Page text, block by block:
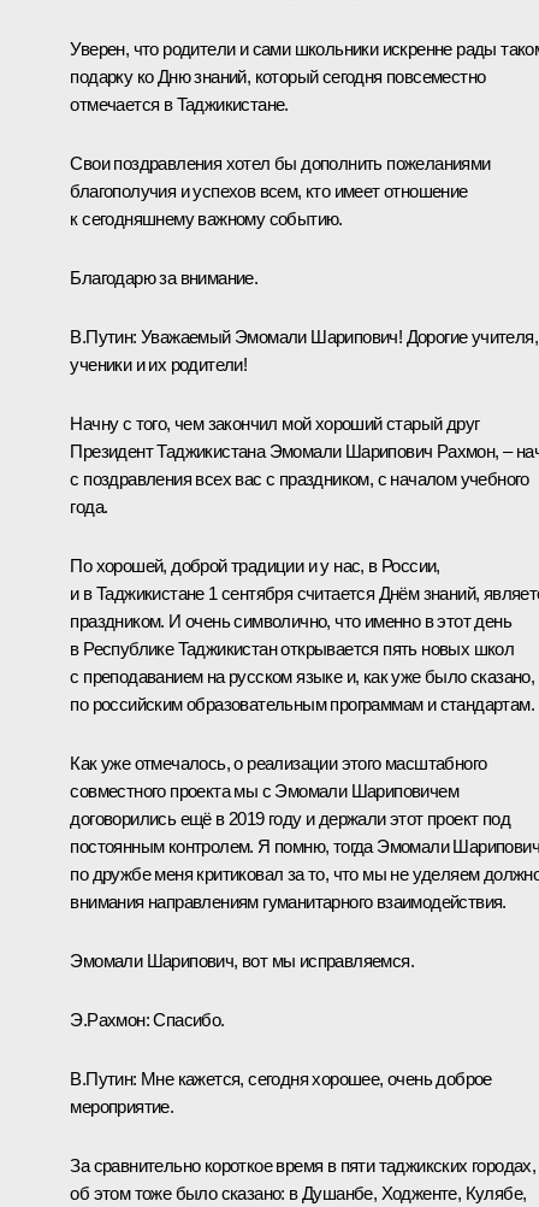
Уверен, что родители и сами школьники искренне рады
подарку ко Дню знаний, который сегодня повсеместно
отмечается в Таджикистане.
Свои поздравления хотел бы дополнить пожеланиями
благополучия и успехов всем, кто имеет отношение
к сегодняшнему важному событию.
Благодарю за внимание.
В.Путин: Уважаемый Эмомали Шарипович! Дорогие учителя,
ученики и их родители!
Начну с того, чем закончил мой хороший старый друг
Президент Таджикистана Эмомали Шарипович Рахмон, –
с поздравления всех вас с праздником, с началом учебного
года.
По хорошей, доброй традиции и у нас, в России,
и в Таджикистане 1 сентября считается Днём знаний,
праздником. И очень символично, что именно в этот день
в Республике Таджикистан открывается пять новых школ
с преподаванием на русском языке и, как уже было сказано,
по российским образовательным программам и стандартам.
Как уже отмечалось, о реализации этого масштабного
совместного проекта мы с Эмомали Шариповичем
договорились ещё в 2019 году и держали этот проект под
постоянным контролем. Я помню, тогда Эмомали Шарипович
по дружбе меня критиковал за то, что мы не уделяем
внимания направлениям гуманитарного взаимодействия.
Эмомали Шарипович, вот мы исправляемся.
Э.Рахмон:Спасибо.
В.Путин: Мне кажется, сегодня хорошее, очень доброе
мероприятие.
За сравнительно короткое время в пяти таджикских городах,
об этом тоже было сказано: в Душанбе, Ходженте, Кулябе,